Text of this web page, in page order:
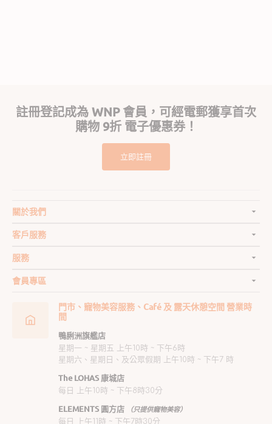
註冊登記成為 WNP 會員，可經電郵獲享首次
購物 9折 電子優惠券！
立即註冊
關於我們
客戶服務
服務
會員專區
門市、寵物美容服務、Café 及 露天休憩空間 營業時
間
鴨脷洲旗艦店
星期一 ~ 星期五 上午10時 ~ 下午6時
星期六、星期日、及公眾假期 上午10時 ~ 下午7 時
The LOHAS 康城店
每日 上午10時 ~ 下午8時30分
ELEMENTS 圓方店 （只提供寵物美容）
每日 上午11時 ~ 下午7時30分